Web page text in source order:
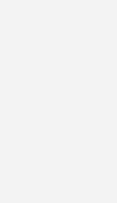
ersten Generation
Schrott sind.
für den neoliberalen
in UK, in den USA, in China
ähnlich aus.
wirschaftlichem
Deutschland aus der Atomkraft
Sachverstand. Es muss Schluss
Großtechnologie, die mit
ist.
mehr, wenn man sie
hinterlassen radioaktiven